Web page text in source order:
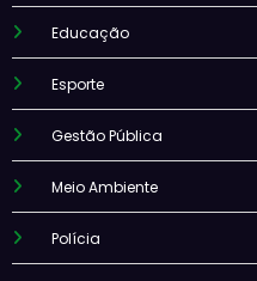
Educação
Esporte
Gestão Pública
Meio Ambiente
Polícia